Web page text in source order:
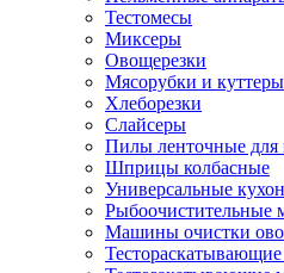
Тестомесы
Миксеры
Овощерезки
Мясорубки и куттеры
Хлеборезки
Слайсеры
Пилы ленточные для
Шприцы колбасные
Универсальные
Рыбоочистительные
Машины очистки